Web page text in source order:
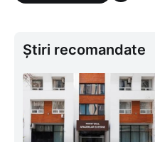
Știri recomandate